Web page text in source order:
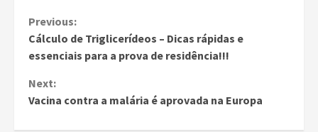
Continue
Reading
Previous:
Cálculo de Triglicerídeos – Dicas rápidas e
essenciais para a prova de residência!!!
Next:
Vacina contra a malária é aprovada na Europa